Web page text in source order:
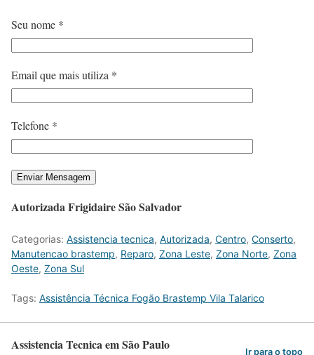
Seu nome *
Email que mais utiliza *
Telefone *
Autorizada Frigidaire São Salvador
Categorias: Assistencia tecnica, Autorizada, Centro, Conserto,
Manutencao brastemp, Reparo, Zona Leste, Zona Norte, Zona
Oeste, Zona Sul
Tags: Assistência Técnica Fogão Brastemp Vila Talarico
Assistencia Tecnica em São Paulo Ir para o topo